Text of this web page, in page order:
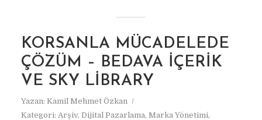
KORSANLA MÜCADELEDE
ÇÖZÜM – BEDAVA İÇERIK
VE SKY LIBRARY
Yazan: Kamil Mehmet Özkan
Kategori: Arşiv, Dijital Pazarlama, Marka Yönetimi,